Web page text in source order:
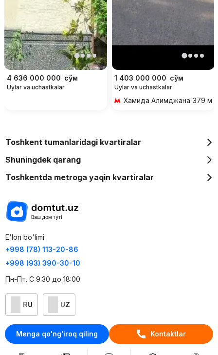
Menga qo'ng'iroq qiling Kontaktlar
4 636 000 000 сўм
Uylar va uchastkalar
1 403 000 000 сўм
Uylar va uchastkalar
Хамида Алимджана 379 м
Toshkent tumanlaridagi kvartiralar
Shuningdek qarang
Toshkentda metroga yaqin kvartiralar
E'lon bo'limi
+998 (78) 113-20-86
+998 (93) 390-30-10
Пн-Пт. С 9:30 до 18:00
RU UZ
Kontaktlar